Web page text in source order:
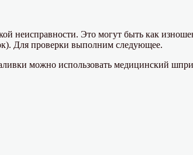
неисправности. Это могут быть как
Для проверки выполним следующее.
можно использовать медицинский